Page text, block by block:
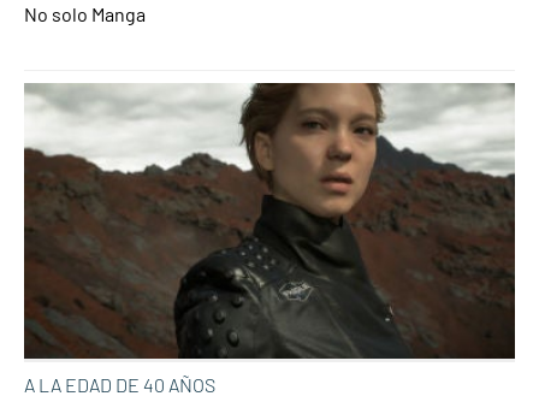
No solo Manga
A LA EDAD DE 40 AÑOS